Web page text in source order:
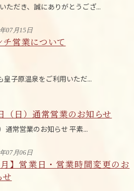
ただき、誠にありがとうござ...
07月15日
チ営業について
子原温泉をご利用いただ...
日）通常営業のお知らせ
通常営業のお知らせ 平素...
07月06日
月】営業日・営業時間変更のお
せ